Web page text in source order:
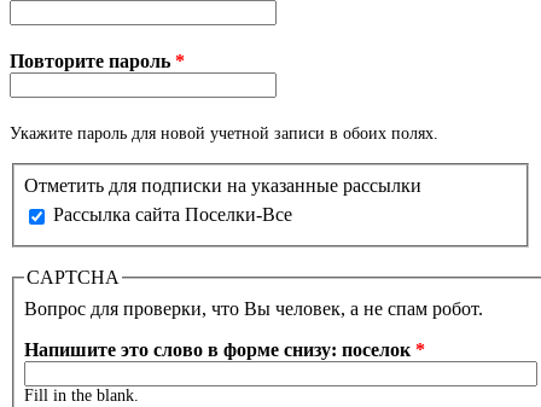
Повторите пароль *
Укажите пароль для новой учетной записи в обоих полях.
Отметить для подписки на указанные рассылки
Рассылка сайта Поселки-Все
CAPTCHA
Вопрос для проверки, что Вы человек, а не спам робот.
Напишите это слово в форме снизу: поселок *
Fill in the blank.